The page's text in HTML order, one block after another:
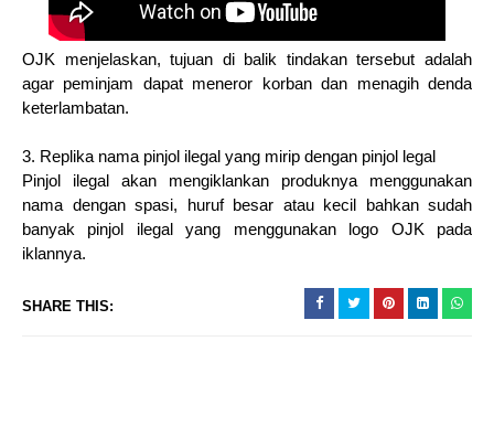
OJK menjelaskan, tujuan di balik tindakan tersebut adalah
agar peminjam dapat meneror korban dan menagih denda
keterlambatan.
3. Replika nama pinjol ilegal yang mirip dengan pinjol legal
Pinjol ilegal akan mengiklankan produknya menggunakan
nama dengan spasi, huruf besar atau kecil bahkan sudah
banyak pinjol ilegal yang menggunakan logo OJK pada
iklannya.
SHARE THIS: